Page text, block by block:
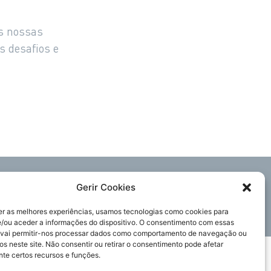
Gerir Cookies
as melhores experiências, usamos tecnologias como cookies para
ou aceder a informações do dispositivo. O consentimento com essas
permitir-nos processar dados como comportamento de navegação ou
neste site. Não consentir ou retirar o consentimento pode afetar
certos recursos e funções.
nossas
desafios e
Acompanhe-nos
Política de Privacidade
Política de Cookies